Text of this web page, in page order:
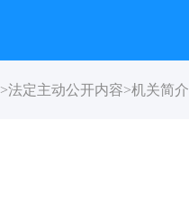
>法定主动公开内容>机关简介